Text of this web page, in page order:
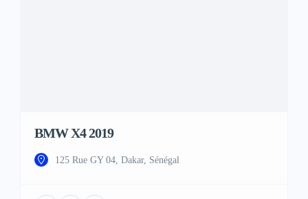
BMW X4 2019
125 Rue GY 04, Dakar, Sénégal